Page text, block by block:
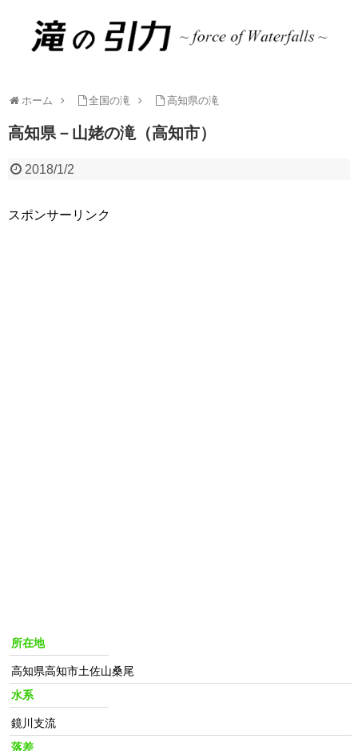
ホーム 全国の滝 高知県の滝
高知県－山姥の滝（高知市）
2018/1/2
スポンサーリンク
所在地
高知県高知市土佐山桑尾
水系
鏡川支流
落差